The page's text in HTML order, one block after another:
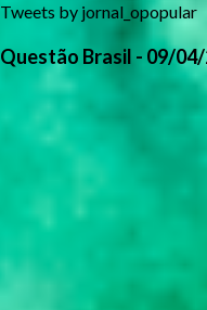
Tweets by jornal_opopular
Questão Brasil - 09/